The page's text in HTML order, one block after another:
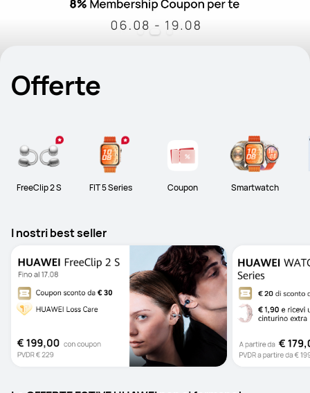
Offerte
FreeClip 2 S FIT 5 Series Coupon Smartwatch
I nostri best seller